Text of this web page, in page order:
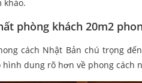
khảo.
phòng khách 20m2
cách Nhật Bản chú trọng
hình dung rõ hơn về phong cách